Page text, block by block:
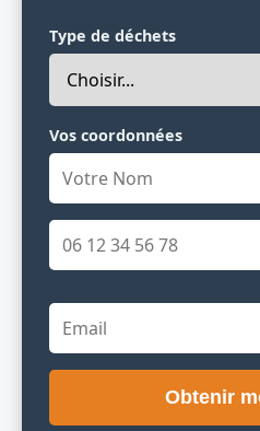
Type de déchets
Vos coordonnées
Obtenir